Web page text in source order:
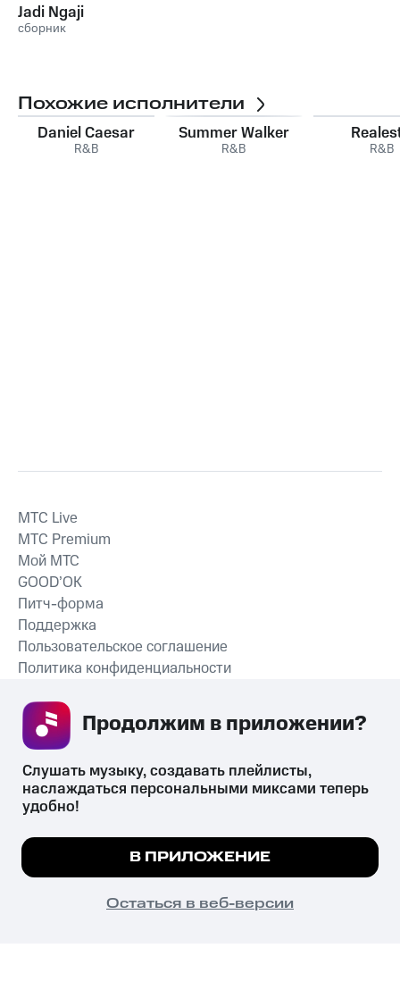
Jadi Ngaji
сборник
Похожие исполнители
Daniel Caesar
R&B
Summer Walker
R&B R&B
СКАЧАТЬ ПРИЛОЖЕНИЕ
MTС Live
MTС Premium
Мой МТС
GOOD’OK
Питч-форма
Поддержка
Пользовательское соглашение
Политика конфиденциальности
психотропных веществ, их аналогов причиняет вред здоровью,
их незаконный оборот запрещён и влечёт установленную
законодательством ответственность.
© 2026 ООО «КИОН».
Все права защищены
Мы используем куки, чтобы на сайте все
Подробнее
ПОНЯТНО
Слушать музыку, создавать плейлисты,
наслаждаться персональными миксами теперь
удобно!
В ПРИЛОЖЕНИЕ
Остаться в веб-версии